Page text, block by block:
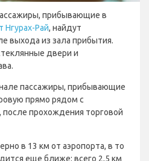
прибывающие в
Рай, найдут
выхода из зала прибытия.
двери и
пассажиры, прибывающие
прямо рядом с
прохождения торговой
в 13 км от аэропорта, в то
еще ближе: всего 2,5 км